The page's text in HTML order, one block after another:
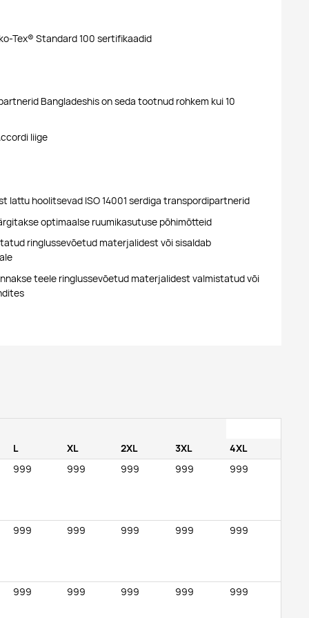
Tex® Standard 100 sertifikaadid
Bangladeshis on seda tootnud rohkem kui 10
liige
lattu hoolitsevad ISO 14001 serdiga transpordipartnerid
optimaalse ruumikasutuse põhimõtteid
ringlussevõetud materjalidest või sisaldab
teele ringlussevõetud materjalidest valmistatud või
L XL 2XL 3XL 4XL
999 999 999 999 999
999 999 999 999 999
999 999 999 999 999